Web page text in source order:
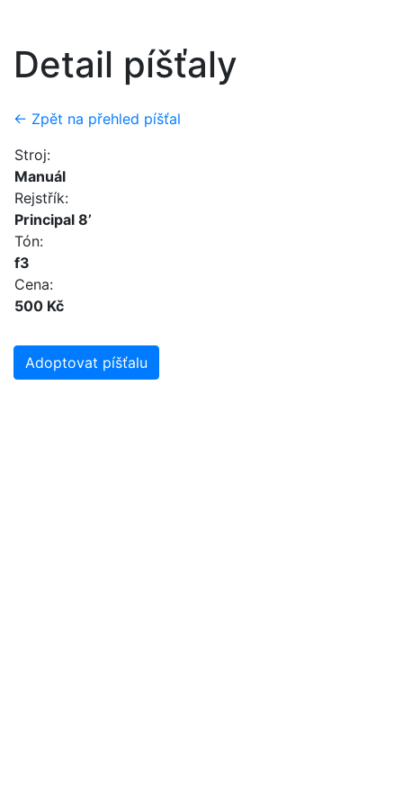
Detail píšťaly
← Zpět na přehled píšťal
Stroj:
Manuál
Rejstřík:
Principal 8’
Tón:
f3
Cena:
500 Kč
Adoptovat píšťalu